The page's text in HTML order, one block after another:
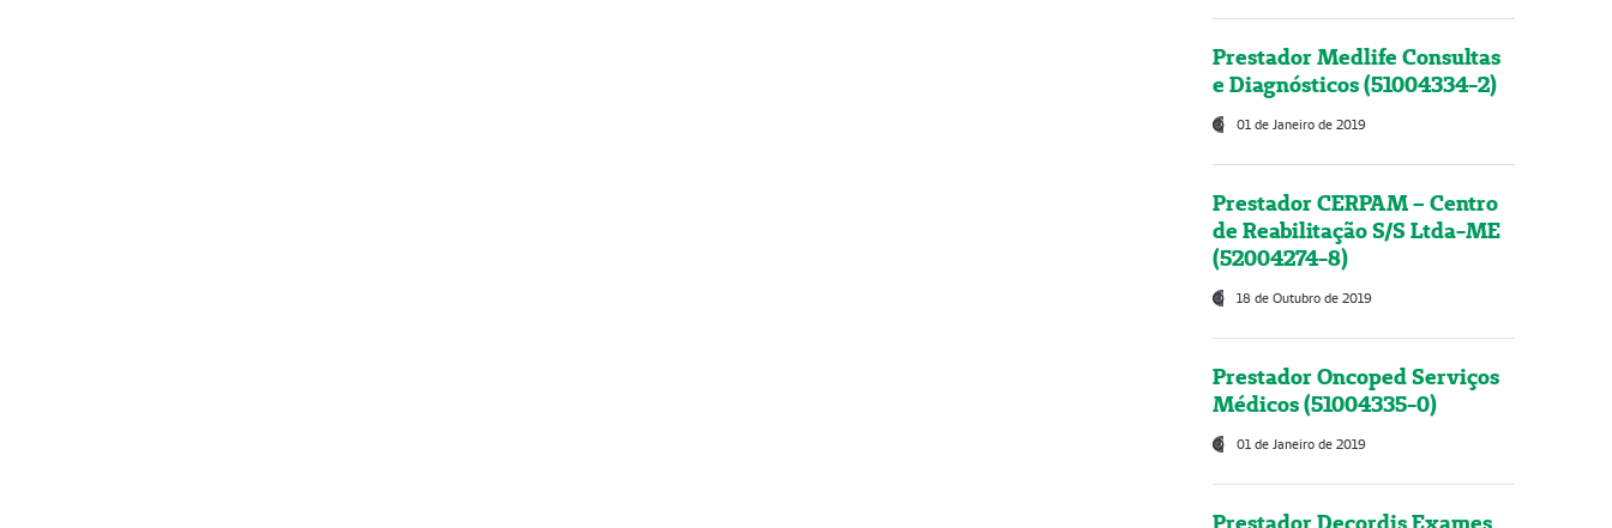
Prestador Medlife Consultas
e Diagnósticos (51004334-2)
01 de Janeiro de 2019
Prestador CERPAM – Centro
de Reabilitação S/S Ltda-ME
(52004274-8)
18 de Outubro de 2019
Prestador Oncoped Serviços
Médicos (51004335-0)
01 de Janeiro de 2019